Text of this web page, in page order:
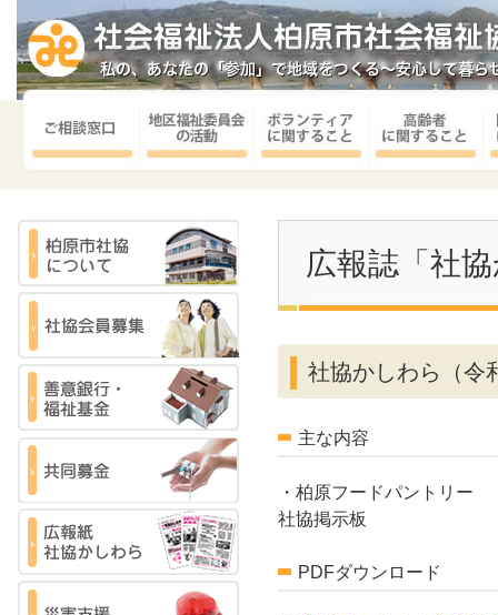
広報誌「社
社協かしわら（令
主な内容
・柏原フードパントリ
社協掲示板
PDFダウンロード